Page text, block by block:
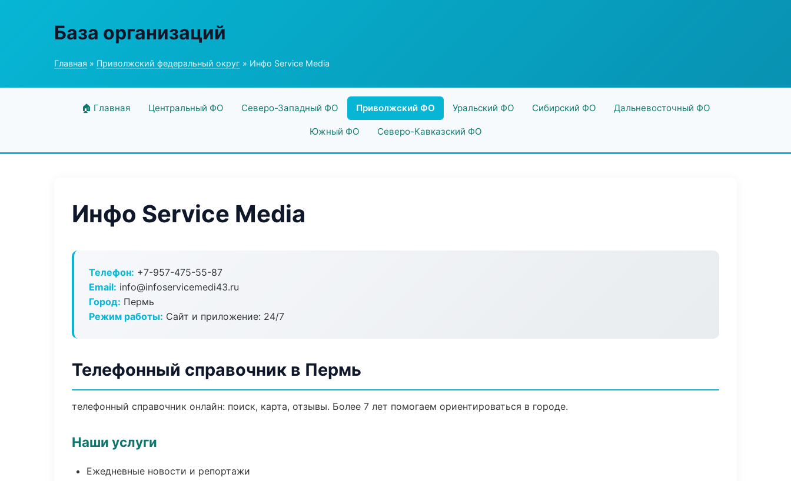
База организаций
Главная » Приволжский федеральный округ » Инфо Service Media
🏠 Главная Центральный ФО Северо-Западный ФО Приволжский ФО Уральский ФО Сибирский ФО Дальневосточный ФО
Южный ФО Северо-Кавказский ФО
Инфо Service Media
Телефон: +7-957-475-55-87
Email: info@infoservicemedi43.ru
Город: Пермь
Режим работы: Сайт и приложение: 24/7
Телефонный справочник в Пермь
телефонный справочник онлайн: поиск, карта, отзывы. Более 7 лет помогаем ориентироваться в городе.
Наши услуги
Ежедневные новости и репортажи